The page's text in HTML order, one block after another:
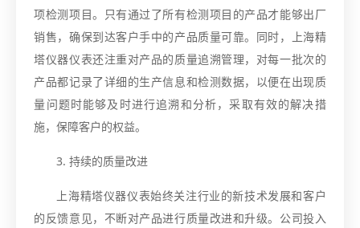
项检测项目。只有通过了所有检测项目的产品才能够出厂
销售，确保到达客户手中的产品质量可靠。同时，上海精
塔仪器仪表还注重对产品的质量追溯管理，对每一批次的
产品都记录了详细的生产信息和检测数据，以便在出现质
量问题时能够及时进行追溯和分析，采取有效的解决措
施，保障客户的权益。
3. 持续的质量改进
上海精塔仪器仪表始终关注行业的新技术发展和客户
的反馈意见，不断对产品进行质量改进和升级。公司投入